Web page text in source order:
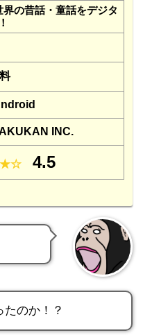
界の昔話・童話をデジタ
INC.
4.5
のか！？